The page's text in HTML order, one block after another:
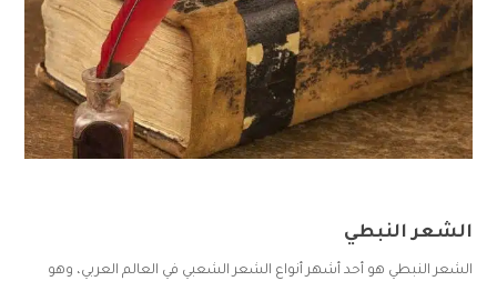
الشعر النبطي
الشعر النبطي هو أحد أشهر أنواع الشعر الشعبي في العالم العربي، وهو